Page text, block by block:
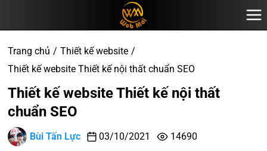
Trang chủ
Thiết kế website
Thiết kế website Thiết kế nội thất chuẩn SEO
Thiết kế website Thiết kế nội thất
chuẩn SEO
Bùi Tấn Lực 03/10/2021 14690